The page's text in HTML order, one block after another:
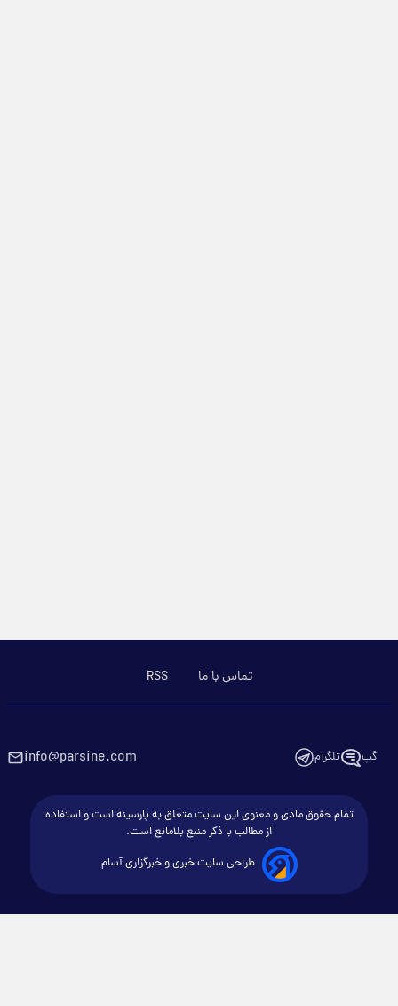
تماس با ما RSS
گپ تلگرام info@parsine.com
تمام حقوق مادی و معنوی این سایت متعلق به پارسینه است و استفاده
از مطالب با ذکر منبع بلامانع است.
طراحی سایت خبری و خبرگزاری آسام